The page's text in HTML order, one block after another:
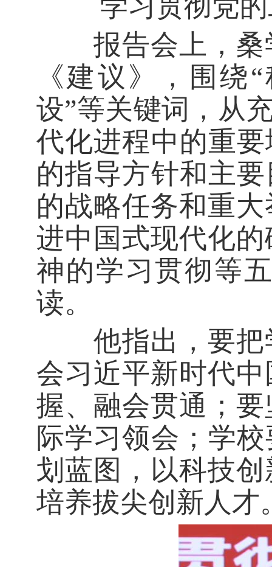
学习贯彻党
报告会上，桑
《建议》，围绕
设”等关键词，从
代化进程中的重
的指导方针和主
的战略任务和重
进中国式现代化
神的学习贯彻等
读。
他指出，要把
会习近平新时代
握、融会贯通；
际学习领会；学
划蓝图，以科技
培养拔尖创新人才